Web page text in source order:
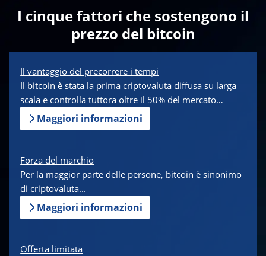
I cinque fattori che sostengono il
prezzo del bitcoin
Il vantaggio del precorrere i tempi
Il bitcoin è stata la prima criptovaluta diffusa su larga
scala e controlla tuttora oltre il 50% del mercato…
Maggiori informazioni
Forza del marchio
Per la maggior parte delle persone, bitcoin è sinonimo
di criptovaluta...
Maggiori informazioni
Offerta limitata